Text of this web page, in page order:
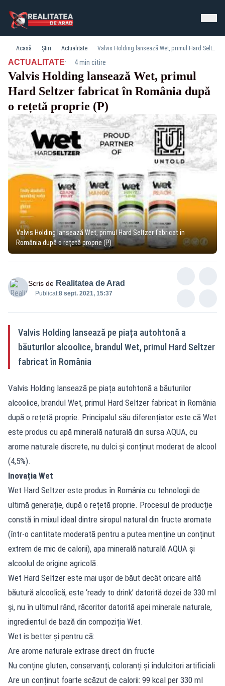
Acasă Știri Actualitate Valvis Holding lansează Wet, primul Hard Seltzer fabricat în România după o rețetă proprie (P)
ACTUALITATE· 4 min citire
Valvis Holding lansează Wet, primul
Hard Seltzer fabricat în România după
o rețetă proprie (P)
Valvis Holding lansează Wet, primul Hard Seltzer fabricat în
România după o rețetă proprie (P)
Scris de Realitatea de Arad
Publicat:8 sept. 2021, 15:37
Valvis Holding lansează pe piața autohtonă a
băuturilor alcoolice, brandul Wet, primul Hard Seltzer
fabricat în România
Valvis Holding lansează pe piața autohtonă a băuturilor
alcoolice, brandul Wet, primul Hard Seltzer fabricat în România
după o rețetă proprie. Principalul său diferențiator este că Wet
este produs cu apă minerală naturală din sursa AQUA, cu
arome naturale discrete, nu dulci și conținut moderat de alcool
(4,5%).
Inovația Wet
Wet Hard Seltzer este produs în România cu tehnologii de
ultimă generație, după o rețetă proprie. Procesul de producție
constă în mixul ideal dintre siropul natural din fructe aromate
(într-o cantitate moderată pentru a putea menține un conținut
extrem de mic de calorii), apa minerală naturală AQUA și
alcoolul de origine agricolă.
Wet Hard Seltzer este mai ușor de băut decât oricare altă
băutură alcoolică, este ‘ready to drink’ datorită dozei de 330 ml
și, nu în ultimul rând, răcoritor datorită apei minerale naturale,
ingredientul de bază din compoziția Wet.
Wet is better și pentru că:
Are arome naturale extrase direct din fructe
Nu conține gluten, conservanți, coloranți și îndulcitori artificiali
Are un conținut foarte scăzut de calorii: 99 kcal per 330 ml